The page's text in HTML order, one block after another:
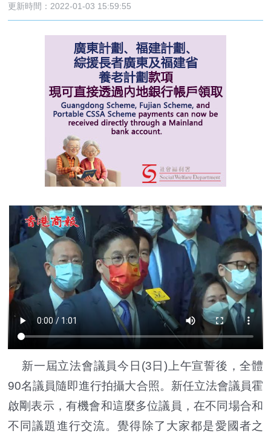
更新時間：2022-01-03 15:59:55
新一屆立法會議員今日(3日)上午宣誓後，全體
90名議員隨即進行拍攝大合照。新任立法會議員霍
啟剛表示，有機會和這麼多位議員，在不同場合和
不同議題進行交流。覺得除了大家都是愛國者之